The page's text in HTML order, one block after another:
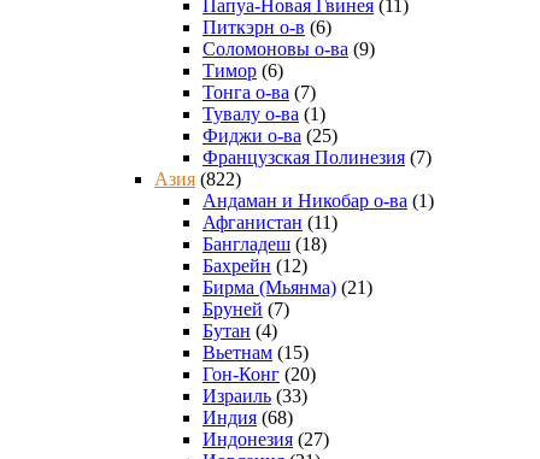
Папуа-Новая Гвинея (11)
Питкэрн о-в (6)
Соломоновы о-ва (9)
Тимор (6)
Тонга о-ва (7)
Тувалу о-ва (1)
Фиджи о-ва (25)
Французская Полинезия (7)
Азия (822)
Андаман и Никобар о-ва (1)
Афганистан (11)
Бангладеш (18)
Бахрейн (12)
Бирма (Мьянма) (21)
Бруней (7)
Бутан (4)
Вьетнам (15)
Гон-Конг (20)
Израиль (33)
Индия (68)
Индонезия (27)